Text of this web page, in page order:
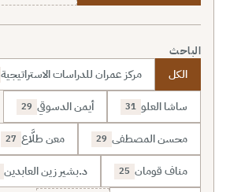
الباحث
الكل مركز عمران للدراسات الاستراتيجية
ساشا العلو 31 أيمن الدسوقي 29
محسن المصطفى 29 معن طلَّاع 27
مناف قومان 25 د.بشير زين العابدين